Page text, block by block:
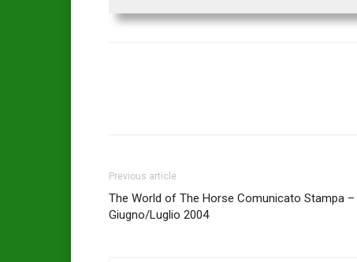
Previous article
The World of The Horse Comunicato Stampa –
Giugno/Luglio 2004